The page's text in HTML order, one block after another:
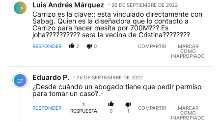
LA Luis Andrés Márquez 26 DE SEPTIEMBRE DE 2022
Carrizo es la clave;; esta vinculado directamente con
Sabag. Quien es la diseñadora que lo contacto a
Carrizo para hacer mesita por 700M??? Es
joha?????????? sera la vecina de Cristina????????
RESPONDER 2 0 COMPARTIR
MARCAR
COMO
INAPROPIADO
Comentario de Eduardo P..
EP Eduardo P. 26 DE SEPTIEMBRE DE 2022
¿Desde cuándo un abogado tiene que pedir permiso
para tomar un caso?.-
RESPONDER
1
RESPUESTA
0 1
COMPARTIR
MARCAR
COMO
INAPROPIADO